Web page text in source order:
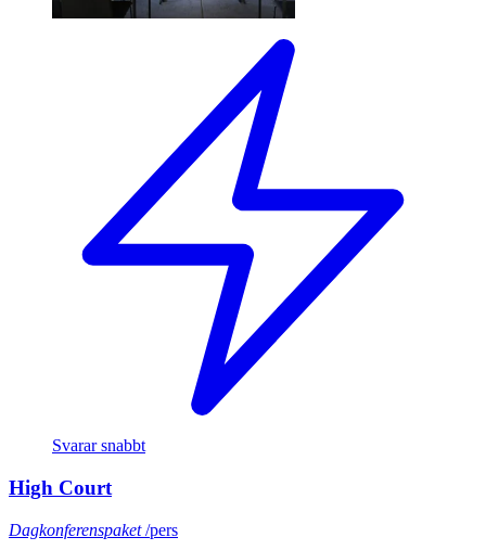
Svarar snabbt
High Court
Dagkonferenspaket/pers